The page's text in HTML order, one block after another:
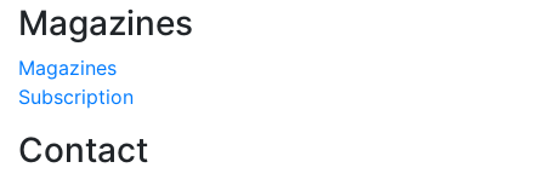
Magazines
Magazines
Subscription
Contact